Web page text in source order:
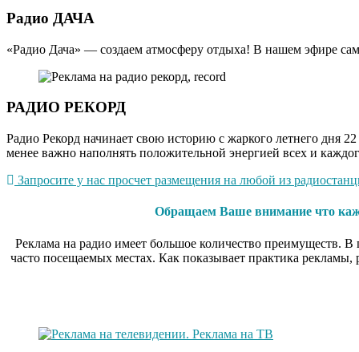
Радио ДАЧА
«Радио Дача» — создаем атмосферу отдыха! В нашем эфире
РАДИО РЕКОРД
Радио Рекорд начинает свою историю с жаркого летнего дня
менее важно наполнять положительной энергией всех и
Запросите у нас просчет размещения на любой из
Обращаем Ваше внимание что
Реклама на радио имеет большое количество преимуществ. В
часто посещаемых местах. Как показывает практика